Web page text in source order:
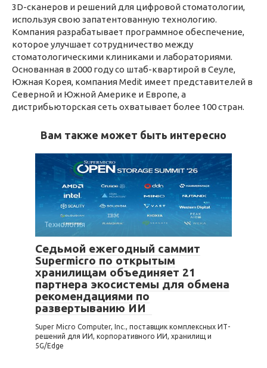
3D-сканеров и решений для цифровой стоматологии,
используя свою запатентованную технологию.
Компания разрабатывает программное обеспечение,
которое улучшает сотрудничество между
стоматологическими клиниками и лабораториями.
Основанная в 2000 году со штаб-квартирой в Сеуле,
Южная Корея, компания Medit имеет представителей в
Северной и Южной Америке и Европе, а
дистрибьюторская сеть охватывает более 100 стран.
Вам также может быть интересно
Технология
Седьмой ежегодный саммит
Supermicro по открытым
хранилищам объединяет 21
партнера экосистемы для обмена
рекомендациями по
развертыванию ИИ
Super Micro Computer, Inc., поставщик комплексных ИТ-
решений для ИИ, корпоративного ИИ, хранилищ и
5G/Edge